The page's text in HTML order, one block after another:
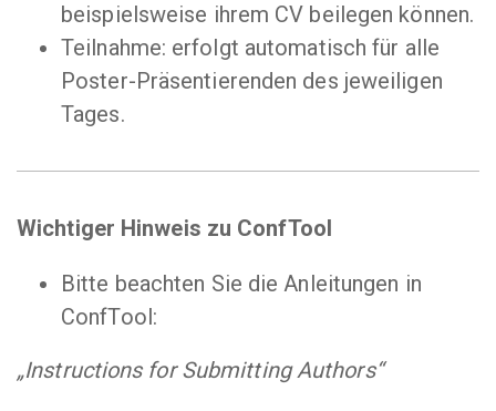
beispielsweise ihrem CV beilegen können.
Teilnahme: erfolgt automatisch für alle
Poster-Präsentierenden des jeweiligen
Tages.
Wichtiger Hinweis zu ConfTool
Bitte beachten Sie die Anleitungen in
ConfTool:
„Instructions for Submitting Authors“